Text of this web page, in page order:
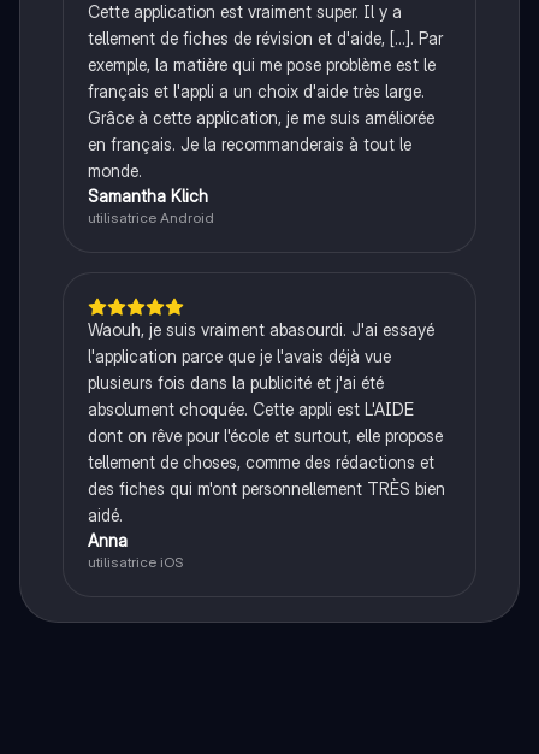
Cette application est vraiment super. Il y a
tellement de fiches de révision et d'aide, [...]. Par
exemple, la matière qui me pose problème est le
français et l'appli a un choix d'aide très large.
Grâce à cette application, je me suis améliorée
en français. Je la recommanderais à tout le
monde.
Samantha Klich
utilisatrice Android
Waouh, je suis vraiment abasourdi. J'ai essayé
l'application parce que je l'avais déjà vue
plusieurs fois dans la publicité et j'ai été
absolument choquée. Cette appli est L'AIDE
dont on rêve pour l'école et surtout, elle propose
tellement de choses, comme des rédactions et
des fiches qui m'ont personnellement TRÈS bien
aidé.
Anna
utilisatrice iOS